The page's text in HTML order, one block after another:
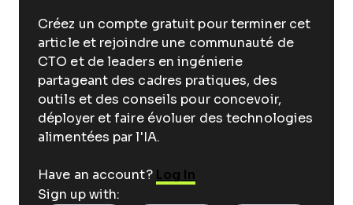
Créez un compte gratuit pour terminer cet
article et rejoindre une communauté de
CTO et de leaders en ingénierie
partageant des cadres pratiques, des
outils et des conseils pour concevoir,
déployer et faire évoluer des technologies
alimentées par l'IA.
Have an account? Log In
Sign up with: